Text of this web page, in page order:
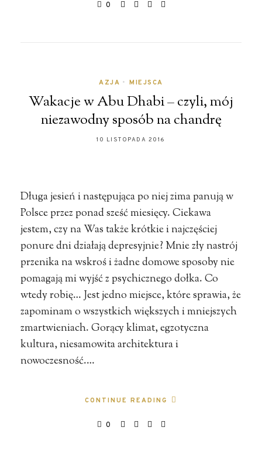
0
AZJA • MIEJSCA
Wakacje w Abu Dhabi – czyli, mój
niezawodny sposób na chandrę
10 LISTOPADA 2016
Długa jesień i następująca po niej zima panują w
Polsce przez ponad sześć miesięcy. Ciekawa
jestem, czy na Was także krótkie i najczęściej
ponure dni działają depresyjnie? Mnie zły nastrój
przenika na wskroś i żadne domowe sposoby nie
pomagają mi wyjść z psychicznego dołka. Co
wtedy robię… Jest jedno miejsce, które sprawia, że
zapominam o wszystkich większych i mniejszych
zmartwieniach. Gorący klimat, egzotyczna
kultura, niesamowita architektura i
nowoczesność.…
CONTINUE READING
0